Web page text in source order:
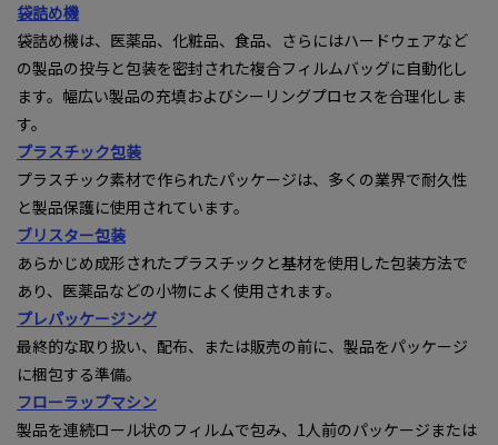
袋詰め機
袋詰め機は、医薬品、化粧品、食品、さらにはハードウェアなど
の製品の投与と包装を密封された複合フィルムバッグに自動化し
ます。幅広い製品の充填およびシーリングプロセスを合理化しま
す。
プラスチック包装
プラスチック素材で作られたパッケージは、多くの業界で耐久性
と製品保護に使用されています。
ブリスター包装
あらかじめ成形されたプラスチックと基材を使用した包装方法で
あり、医薬品などの小物によく使用されます。
プレパッケージング
最終的な取り扱い、配布、または販売の前に、製品をパッケージ
に梱包する準備。
フローラップマシン
製品を連続ロール状のフィルムで包み、1人前のパッケージまたは